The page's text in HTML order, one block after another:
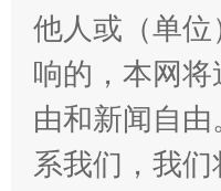
全民健身五年计划
他人或（单
响的，本网
由和新闻自
系我们，我